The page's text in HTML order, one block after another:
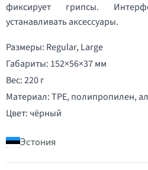
фиксирует грипсы.
устанавливать аксессуары.
Размеры: Regular, Large
Габариты: 152×56×37 мм
Вес: 220 г
Материал: TPE, полипропилен,
Цвет: чёрный
Эстония